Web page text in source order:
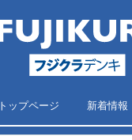
トップページ 新着情報